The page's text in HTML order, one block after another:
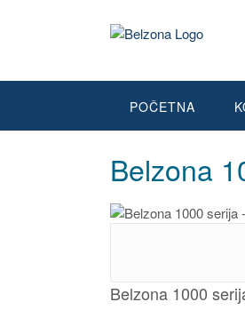
POČETNA
Belzona
Belzona 1000